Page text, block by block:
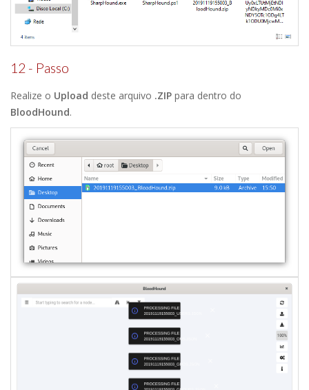
12 - Passo
Realize o Upload deste arquivo .ZIP para dentro do
BloodHound.